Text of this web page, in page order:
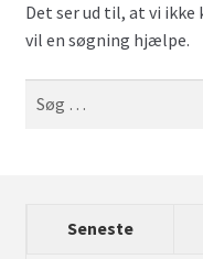
Antal Spillere
Bedste Antal
Det ser ud til, at vi ikke
vil en søgning hjælpe.
efter:
Seneste